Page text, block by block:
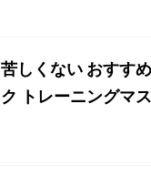
苦しくない おすす
ク トレーニングマ